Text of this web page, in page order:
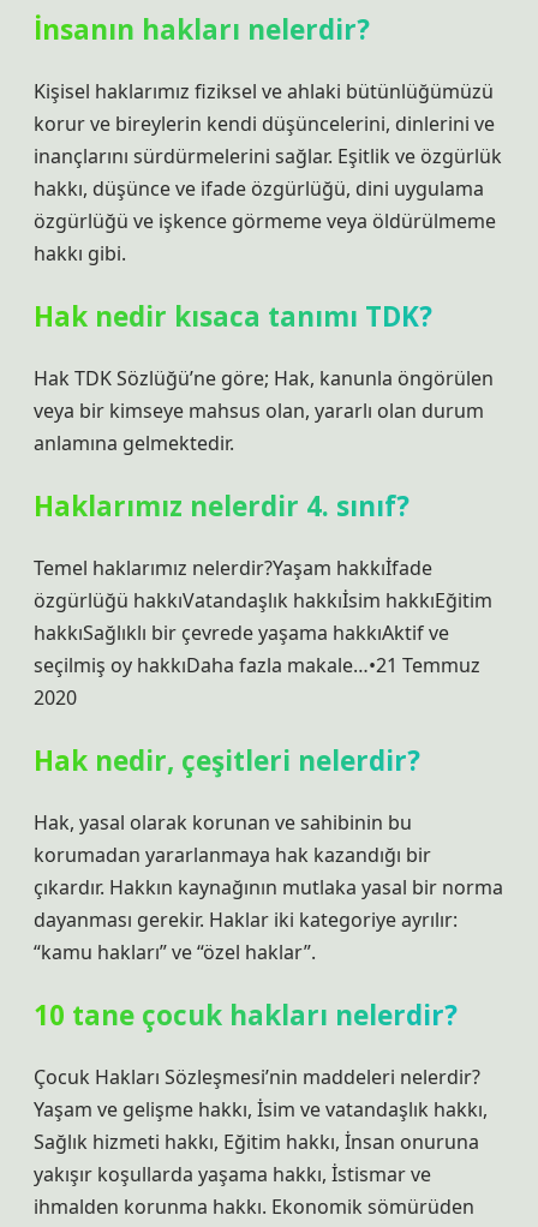
İnsanın hakları nelerdir?
Kişisel haklarımız fiziksel ve ahlaki bütünlüğümüzü
korur ve bireylerin kendi düşüncelerini, dinlerini ve
inançlarını sürdürmelerini sağlar. Eşitlik ve özgürlük
hakkı, düşünce ve ifade özgürlüğü, dini uygulama
özgürlüğü ve işkence görmeme veya öldürülmeme
hakkı gibi.
Hak nedir kısaca tanımı TDK?
Hak TDK Sözlüğü’ne göre; Hak, kanunla öngörülen
veya bir kimseye mahsus olan, yararlı olan durum
anlamına gelmektedir.
Haklarımız nelerdir 4. sınıf?
Temel haklarımız nelerdir?Yaşam hakkıİfade
özgürlüğü hakkıVatandaşlık hakkıİsim hakkıEğitim
hakkıSağlıklı bir çevrede yaşama hakkıAktif ve
seçilmiş oy hakkıDaha fazla makale…•21 Temmuz
2020
Hak nedir, çeşitleri nelerdir?
Hak, yasal olarak korunan ve sahibinin bu
korumadan yararlanmaya hak kazandığı bir
çıkardır. Hakkın kaynağının mutlaka yasal bir norma
dayanması gerekir. Haklar iki kategoriye ayrılır:
“kamu hakları” ve “özel haklar”.
10 tane çocuk hakları nelerdir?
Çocuk Hakları Sözleşmesi’nin maddeleri nelerdir?
Yaşam ve gelişme hakkı, İsim ve vatandaşlık hakkı,
Sağlık hizmeti hakkı, Eğitim hakkı, İnsan onuruna
yakışır koşullarda yaşama hakkı, İstismar ve
ihmalden korunma hakkı. Ekonomik sömürüden